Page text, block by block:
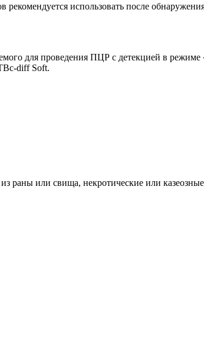
использовать после
для проведения ПЦР c детекцией в режиме
diff Soft.
раны или свища, некротические или